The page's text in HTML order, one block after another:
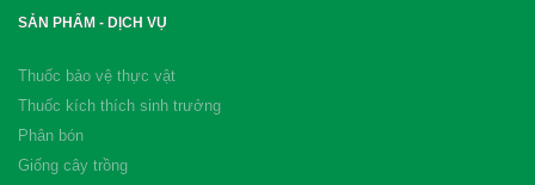
SẢN PHẨM - DỊCH VỤ
Thuốc bảo vệ thực vật
Thuốc kích thích sinh trưởng
Phân bón
Giống cây trồng